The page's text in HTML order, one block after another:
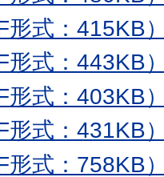
形式：415KB
形式：443KB
形式：403KB
形式：431KB
形式：758KB